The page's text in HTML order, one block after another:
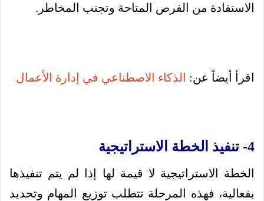
الاستفادة من الفرص المتاحة وتجنب المخاطر.
اقرأ أيضاً عن: الذكاء الاصطناعي في إدارة الأعمال
4- تنفيذ الخطة الاستراتيجية
الخطة الاستراتيجية لا قيمة لها إذا لم يتم تنفيذها
بفعالية، فهذه المرحلة تتطلب توزيع المهام وتحديد